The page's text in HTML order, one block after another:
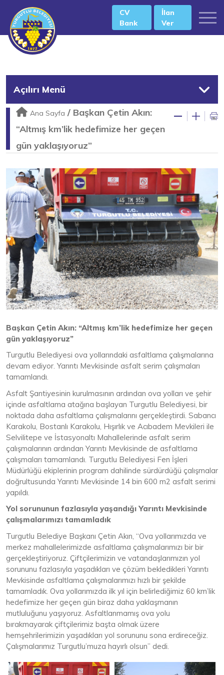
CV
Bank
İlan
Ver
Açılırı Menü
Ana Sayfa / Başkan Çetin Akın:
“Altmış km’lik hedefimize her geçen
gün yaklaşıyoruz”
Başkan Çetin Akın: “Altmış km’lik hedefimize her geçen
gün yaklaşıyoruz”
Turgutlu Belediyesi ova yollarındaki asfaltlama çalışmalarına
devam ediyor. Yarıntı Mevkisinde asfalt serim çalışmaları
tamamlandı.
Asfalt Şantiyesinin kurulmasının ardından ova yolları ve şehir
içinde asfaltlama atağına başlayan Turgutlu Belediyesi, bir
noktada daha asfaltlama çalışmalarını gerçekleştirdi. Sabancı
Karakolu, Bostanlı Karakolu, Hışırlık ve Acıbadem Mevkileri ile
Selvilitepe ve İstasyonaltı Mahallelerinde asfalt serim
çalışmalarının ardından Yarıntı Mevkisinde de asfaltlama
çalışmaları tamamlandı. Turgutlu Belediyesi Fen İşleri
Müdürlüğü ekiplerinin program dahilinde sürdürdüğü çalışmalar
doğrultusunda Yarıntı Mevkisinde 14 bin 600 m2 asfalt serimi
yapıldı.
Yol sorununun fazlasıyla yaşandığı Yarıntı Mevkisinde
çalışmalarımızı tamamladık
Turgutlu Belediye Başkanı Çetin Akın, “Ova yollarımızda ve
merkez mahallelerimizde asfaltlama çalışmalarımızı bir bir
gerçekleştiriyoruz. Çiftçilerimizin ve vatandaşlarımızın yol
sorununu fazlasıyla yaşadıkları ve çözüm bekledikleri Yarıntı
Mevkisinde asfaltlama çalışmalarımızı hızlı bir şekilde
tamamladık. Ova yollarımızda ilk yıl için belirlediğimiz 60 km’lik
hedefimize her geçen gün biraz daha yaklaşmanın
mutluluğunu yaşıyoruz. Asfaltlanmamış ova yolu
bırakmayarak çiftçilerimiz başta olmak üzere
hemşehrilerimizin yaşadıkları yol sorununu sona erdireceğiz.
Çalışmalarımız Turgutlu’muza hayırlı olsun” dedi.